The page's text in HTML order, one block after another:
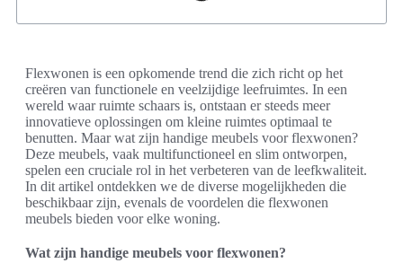
Flexwonen is een opkomende trend die zich richt op het
creëren van functionele en veelzijdige leefruimtes. In een
wereld waar ruimte schaars is, ontstaan er steeds meer
innovatieve oplossingen om kleine ruimtes optimaal te
benutten. Maar wat zijn handige meubels voor flexwonen?
Deze meubels, vaak multifunctioneel en slim ontworpen,
spelen een cruciale rol in het verbeteren van de leefkwaliteit.
In dit artikel ontdekken we de diverse mogelijkheden die
beschikbaar zijn, evenals de voordelen die flexwonen
meubels bieden voor elke woning.
Wat zijn handige meubels voor flexwonen?